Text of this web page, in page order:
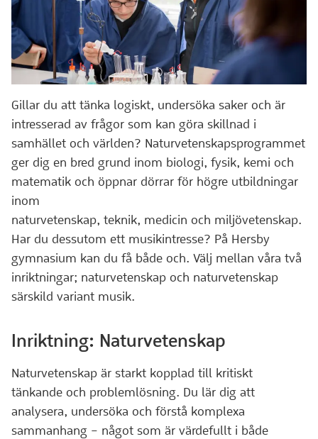
Gillar du att tänka logiskt, undersöka saker och är
intresserad av frågor som kan göra skillnad i
samhället och världen? Naturvetenskapsprogrammet
ger dig en bred grund inom biologi, fysik, kemi och
matematik och öppnar dörrar för högre utbildningar
inom
naturvetenskap, teknik, medicin och miljövetenskap.
Har du dessutom ett musikintresse? På Hersby
gymnasium kan du få både och. Välj mellan våra två
inriktningar; naturvetenskap och naturvetenskap
särskild variant musik.
Inriktning: Naturvetenskap
Naturvetenskap är starkt kopplad till kritiskt
tänkande och problemlösning. Du lär dig att
analysera, undersöka och förstå komplexa
sammanhang – något som är värdefullt i både